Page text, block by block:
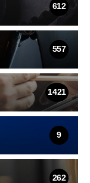
612
557
1421
9
262